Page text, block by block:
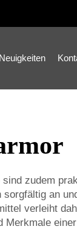
Neuigkeiten
zudem
an
verleiht
Merkmale